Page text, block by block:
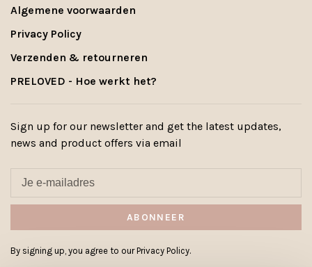
Algemene voorwaarden
Privacy Policy
Verzenden & retourneren
PRELOVED - Hoe werkt het?
Sign up for our newsletter and get the latest updates,
news and product offers via email
ABONNEER
By signing up, you agree to our Privacy Policy.